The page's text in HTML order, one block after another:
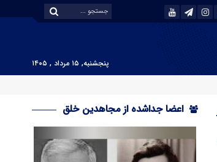
پنجشنبه, ۱۵ مرداد , ۱۴۰۵
اعضا جداشده از مجاهدین خلق